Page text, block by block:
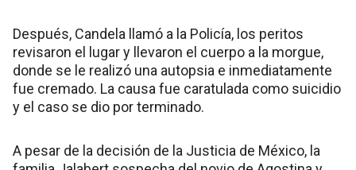
Después, Candela llamó a la Policía, los peritos
revisaron el lugar y llevaron el cuerpo a la morgue,
donde se le realizó una autopsia e inmediatamente
fue cremado. La causa fue caratulada como suicidio
y el caso se dio por terminado.
A pesar de la decisión de la Justicia de México, la